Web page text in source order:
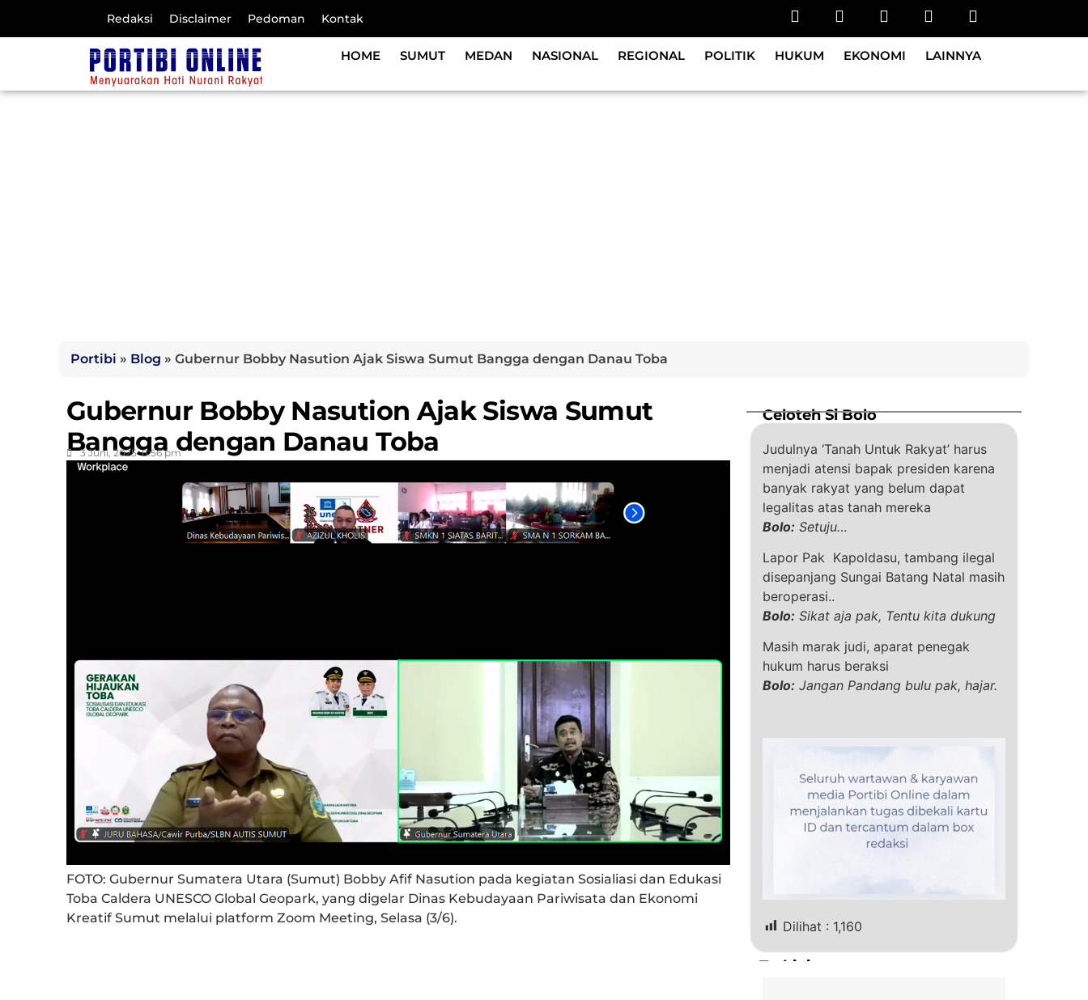
Redaksi Disclaimer Pedoman Kontak
HOME SUMUT MEDAN NASIONAL REGIONAL POLITIK HUKUM EKONOMI LAINNYA
Portibi » Blog » Gubernur Bobby Nasution Ajak Siswa Sumut Bangga dengan Danau Toba
Gubernur Bobby Nasution Ajak Siswa Sumut
Bangga dengan Danau Toba
3 Juni, 2025 8:56 pm
FOTO: Gubernur Sumatera Utara (Sumut) Bobby Afif Nasution pada kegiatan Sosialiasi dan Edukasi
Toba Caldera UNESCO Global Geopark, yang digelar Dinas Kebudayaan Pariwisata dan Ekonomi
Kreatif Sumut melalui platform Zoom Meeting, Selasa (3/6).
Celoteh Si Bolo
Judulnya ‘Tanah Untuk Rakyat’ harus
menjadi atensi bapak presiden karena
banyak rakyat yang belum dapat
legalitas atas tanah mereka
Bolo: Setuju…
Lapor Pak Kapoldasu, tambang ilegal
disepanjang Sungai Batang Natal masih
beroperasi..
Bolo: Sikat aja pak, Tentu kita dukung
Masih marak judi, aparat penegak
hukum harus beraksi
Bolo: Jangan Pandang bulu pak, hajar.
Dilihat : 1,160
Terkini